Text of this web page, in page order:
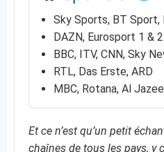
Sky Sports, BT Sport,
DAZN, Eurosport 1 & 2
BBC, ITV, CNN, Sky
RTL, Das Erste, ARD
MBC, Rotana, Al
Et ce n’est qu’un petit
chaînes de tous les pays, y